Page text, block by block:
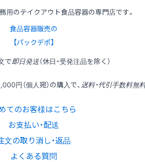
用のテイクアウト食品容器の専門店です。
食品容器販売の
【パックデポ】
で即日発送（休日・受発注品を除く）
円（個人宛）の購入で、 送料・代引手数料無
てのお客様はこちら
お支払い・配送
文の取り消し・返品
よくある質問